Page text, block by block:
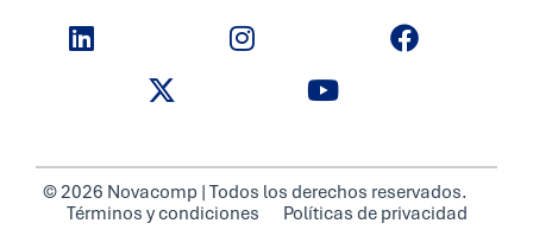
© 2026 Novacomp | Todos los derechos reservados.
Términos y condiciones
Políticas de privacidad